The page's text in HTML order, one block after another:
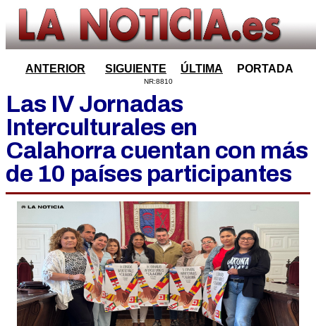
ANTERIOR SIGUIENTE ÚLTIMA PORTADA
NR:8810
Las IV Jornadas
Interculturales en
Calahorra cuentan con más
de 10 países participantes